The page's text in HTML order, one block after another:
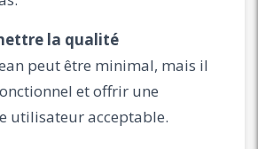
la qualité
peut être minimal, mais il
et offrir une
utilisateur acceptable.